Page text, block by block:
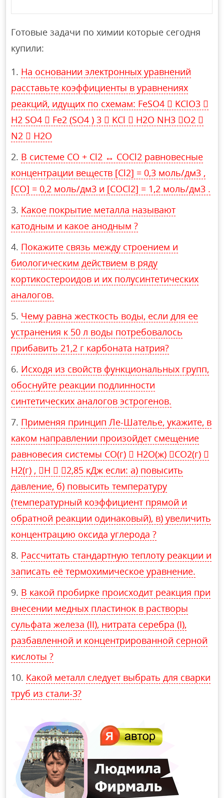
Готовые задачи по химии которые сегодня
купили:
На основании электронных уравнений
расставьте коэффициенты в уравнениях
реакций, идущих по схемам: FeSO4  KClO3 
H2 SO4  Fe2 (SO4 ) 3  KCl  H2O NH3 O2 
N2  H2O
В системе CO + Cl2 ↔ COCl2 равновесные
концентрации веществ [Cl2] = 0,3 моль/дм3 ,
[CO] = 0,2 моль/дм3 и [COCl2] = 1,2 моль/дм3 .
Какое покрытие металла называют
катодным и какое анодным ?
Покажите связь между строением и
биологическим действием в ряду
кортикостероидов и их полусинтетических
аналогов.
Чему равна жесткость воды, если для ее
устранения к 50 л воды потребовалось
прибавить 21,2 г карбоната натрия?
Исходя из свойств функциональных групп,
обоснуйте реакции подлинности
синтетических аналогов эстрогенов.
Применяя принцип Ле-Шателье, укажите, в
каком направлении произойдет смещение
равновесия системы СO(г)  H2O(ж) CO2(г) 
H2(г) , H  2,85 кДж если: а) повысить
давление, б) повысить температуру
(температурный коэффициент прямой и
обратной реакции одинаковый), в) увеличить
концентрацию оксида углерода ?
Рассчитать стандартную теплоту реакции и
записать её термохимическое уравнение.
В какой пробирке происходит реакция при
внесении медных пластинок в растворы
сульфата железа (II), нитрата серебра (I),
разбавленной и концентрированной серной
кислоты ?
Какой металл следует выбрать для сварки
труб из стали-3?